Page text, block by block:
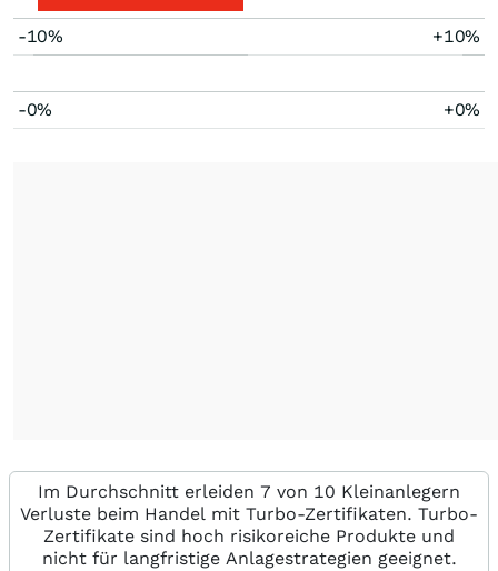
-10% +10%
-0% +0%
Im Durchschnitt erleiden 7 von 10 Kleinanlegern
Verluste beim Handel mit Turbo-Zertifikaten. Turbo-
Zertifikate sind hoch risikoreiche Produkte und
nicht für langfristige Anlagestrategien geeignet.